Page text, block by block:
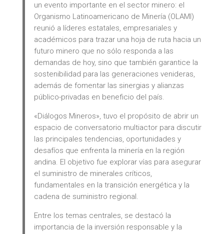
un evento importante en el sector minero: el
Organismo Latinoamericano de Minería (OLAMI)
reunió a líderes estatales, empresariales y
académicos para trazar una hoja de ruta hacia un
futuro minero que no sólo responda a las
demandas de hoy, sino que también garantice la
sostenibilidad para las generaciones venideras,
además de fomentar las sinergias y alianzas
público-privadas en beneficio del país.
«Diálogos Mineros», tuvo el propósito de abrir un
espacio de conversatorio multiactor para discutir
las principales tendencias, oportunidades y
desafíos que enfrenta la minería en la región
andina. El objetivo fue explorar vías para asegurar
el suministro de minerales críticos,
fundamentales en la transición energética y la
cadena de suministro regional.
Entre los temas centrales, se destacó la
importancia de la inversión responsable y la